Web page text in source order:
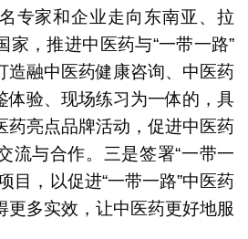
专家和企业走向东南亚、拉
家，推进中医药与“一带一路”
造融中医药健康咨询、中医药
体验、现场练习为一体的，具
药亮点品牌活动，促进中医药
流与合作。三是签署“一带一
目，以促进“一带一路”中医药
更多实效，让中医药更好地服